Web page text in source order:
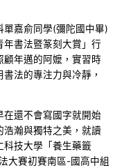
單嘉俞同學(彌陀國中畢)
書法暨篆刻大賞」行
年邁的阿嬤，實習時
法的專注力與冷靜，
還不會寫國字就開始
瀚與獨特之美，就讀
技大學「養生藥籤
大賽初賽南區-國高中組